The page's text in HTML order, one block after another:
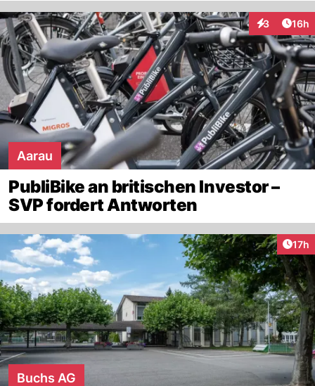
3
Interaktionen
16h
Aarau
PubliBike an britischen Investor –
SVP fordert Antworten
17h
Buchs AG